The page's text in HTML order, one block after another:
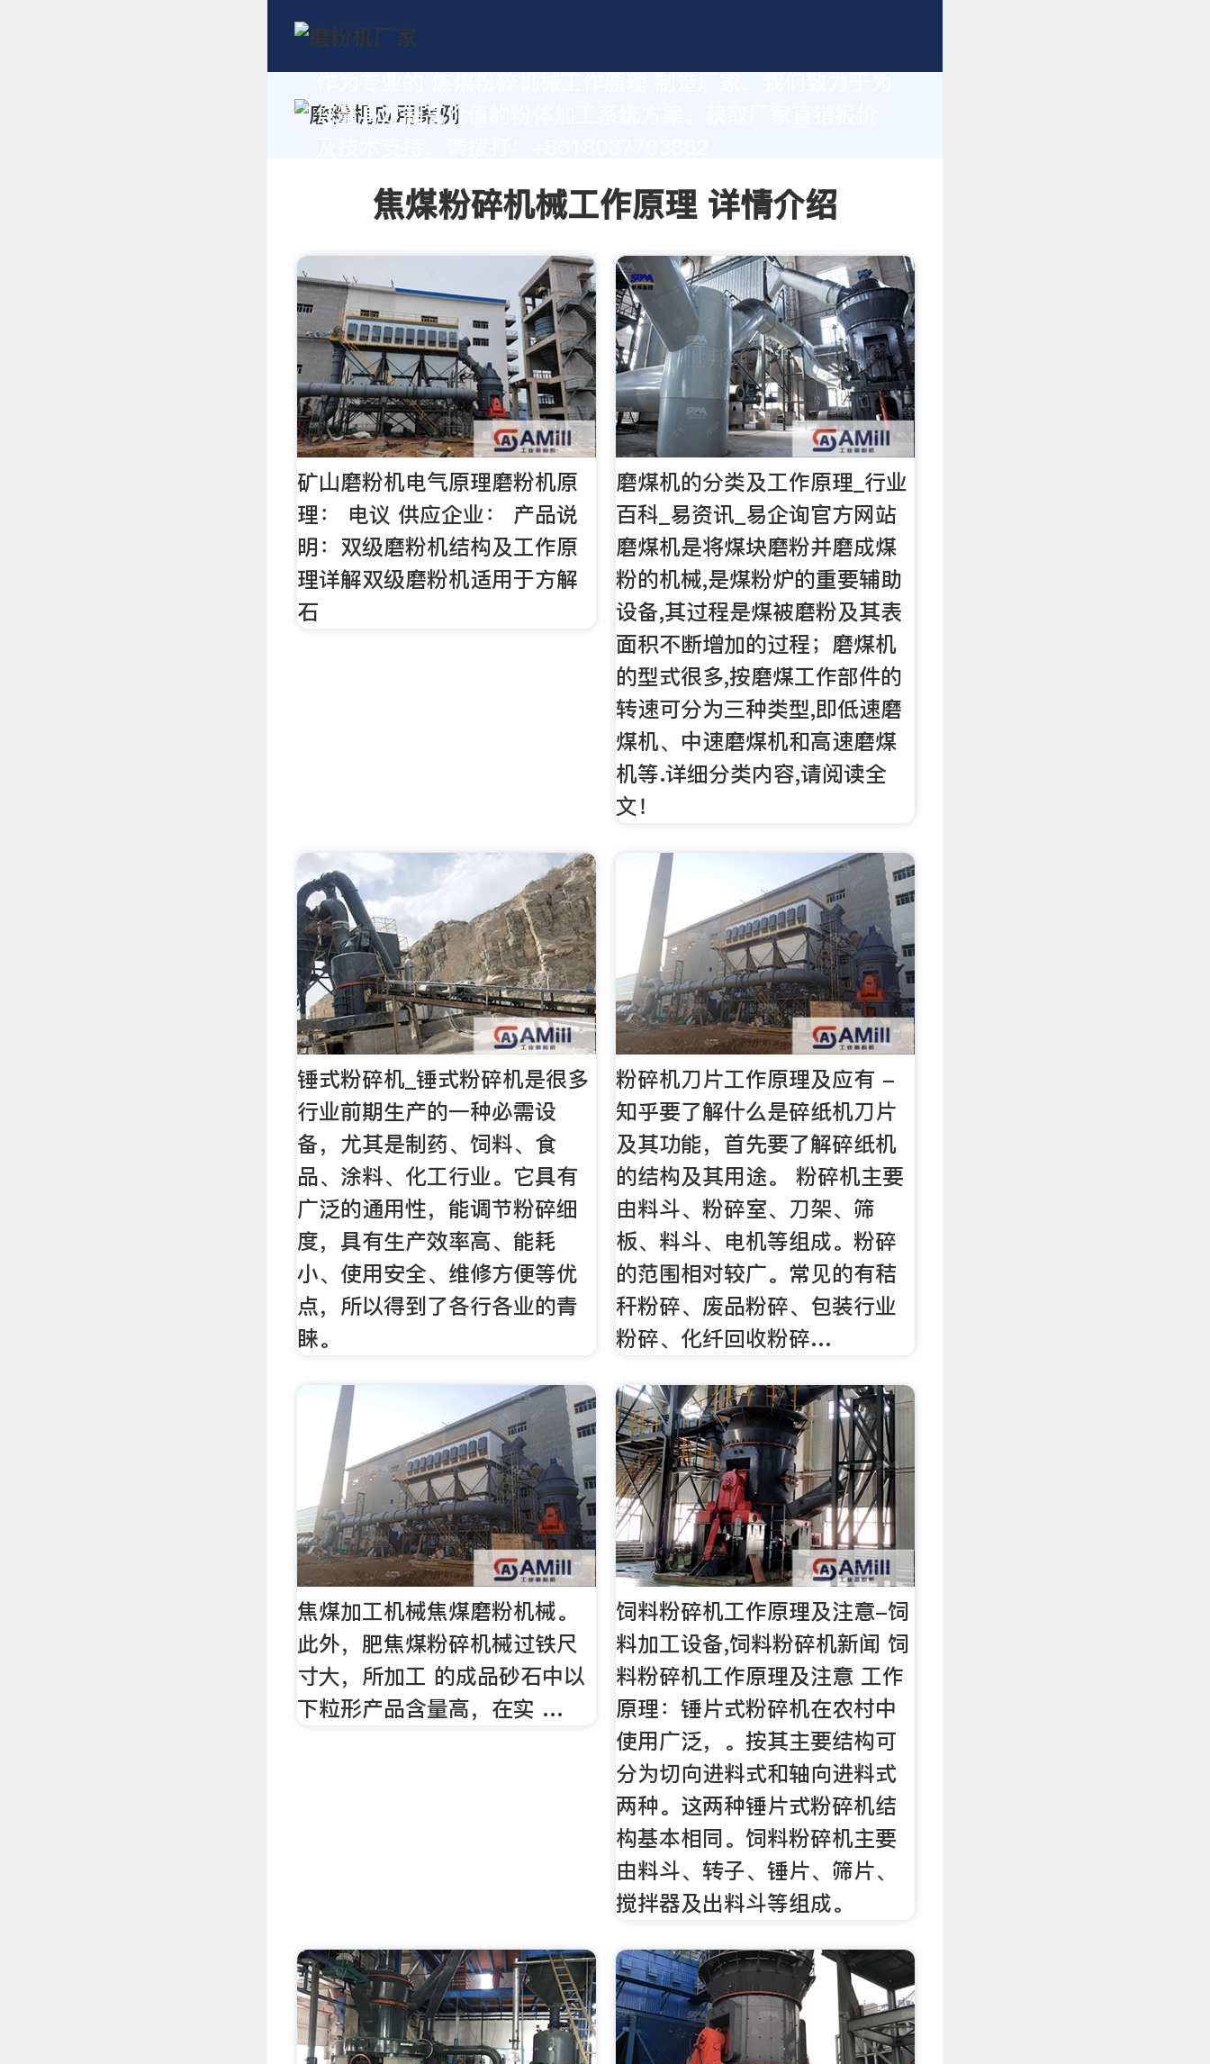
您量身定制高价值的粉体加工系统方案。获取厂家直销报价
焦煤粉碎机械工作原理 详情介绍
矿山磨粉机电气原理磨粉机原
理： 电议 供应企业： 产品说
明：双级磨粉机结构及工作原
理详解双级磨粉机适用于方解
石
磨煤机的分类及工作原理_行业
百科_易资讯_易企询官方网站
磨煤机是将煤块磨粉并磨成煤
粉的机械,是煤粉炉的重要辅助
设备,其过程是煤被磨粉及其表
面积不断增加的过程；磨煤机
的型式很多,按磨煤工作部件的
转速可分为三种类型,即低速磨
煤机、中速磨煤机和高速磨煤
机等.详细分类内容,请阅读全
文！
锤式粉碎机_锤式粉碎机是很多
行业前期生产的一种必需设
备，尤其是制药、饲料、食
品、涂料、化工行业。它具有
广泛的通用性，能调节粉碎细
度，具有生产效率高、能耗
小、使用安全、维修方便等优
点，所以得到了各行各业的青
睐。
粉碎机刀片工作原理及应有 -
知乎要了解什么是碎纸机刀片
及其功能，首先要了解碎纸机
的结构及其用途。 粉碎机主要
由料斗、粉碎室、刀架、筛
板、料斗、电机等组成。粉碎
的范围相对较广。常见的有秸
秆粉碎、废品粉碎、包装行业
粉碎、化纤回收粉碎…
焦煤加工机械焦煤磨粉机械。
此外，肥焦煤粉碎机械过铁尺
寸大，所加工 的成品砂石中以
下粒形产品含量高，在实 …
饲料粉碎机工作原理及注意-饲
料加工设备,饲料粉碎机新闻 饲
料粉碎机工作原理及注意 工作
原理：锤片式粉碎机在农村中
使用广泛，。按其主要结构可
分为切向进料式和轴向进料式
两种。这两种锤片式粉碎机结
构基本相同。饲料粉碎机主要
由料斗、转子、锤片、筛片、
搅拌器及出料斗等组成。